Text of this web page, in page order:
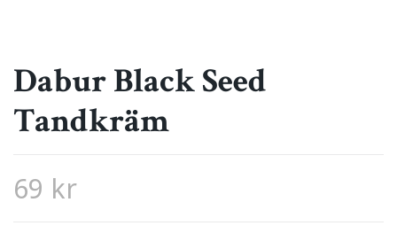
Dabur Black Seed
Tandkräm
69 kr